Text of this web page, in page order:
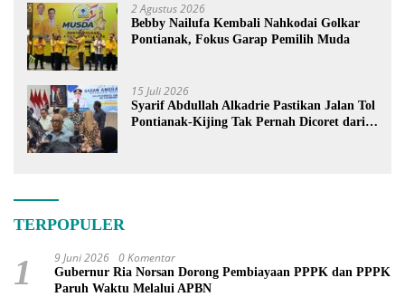
2 Agustus 2026
Bebby Nailufa Kembali Nahkodai Golkar
Pontianak, Fokus Garap Pemilih Muda
15 Juli 2026
Syarif Abdullah Alkadrie Pastikan Jalan Tol
Pontianak-Kijing Tak Pernah Dicoret dari
TERPOPULER
1 9 Juni 2026 0 Komentar
Gubernur Ria Norsan Dorong Pembiayaan PPPK dan PPPK
Paruh Waktu Melalui APBN